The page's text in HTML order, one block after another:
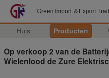
Green Import ＆Export
Huis Producten
Op verkoop 2 van de
Wielenlood de Zure